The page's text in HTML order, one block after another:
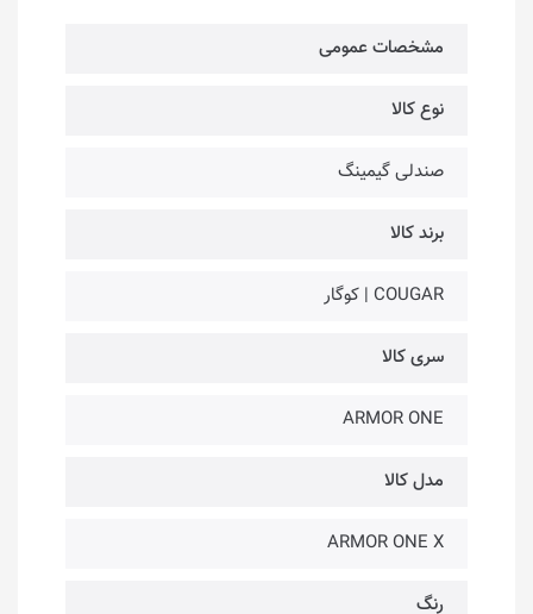
مشخصات عمومی
نوع کالا
صندلی گیمینگ
برند کالا
COUGAR | کوگار
سری کالا
ARMOR ONE
مدل کالا
ARMOR ONE X
رنگ